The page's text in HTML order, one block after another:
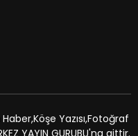
Yazısı,Fotoğraf